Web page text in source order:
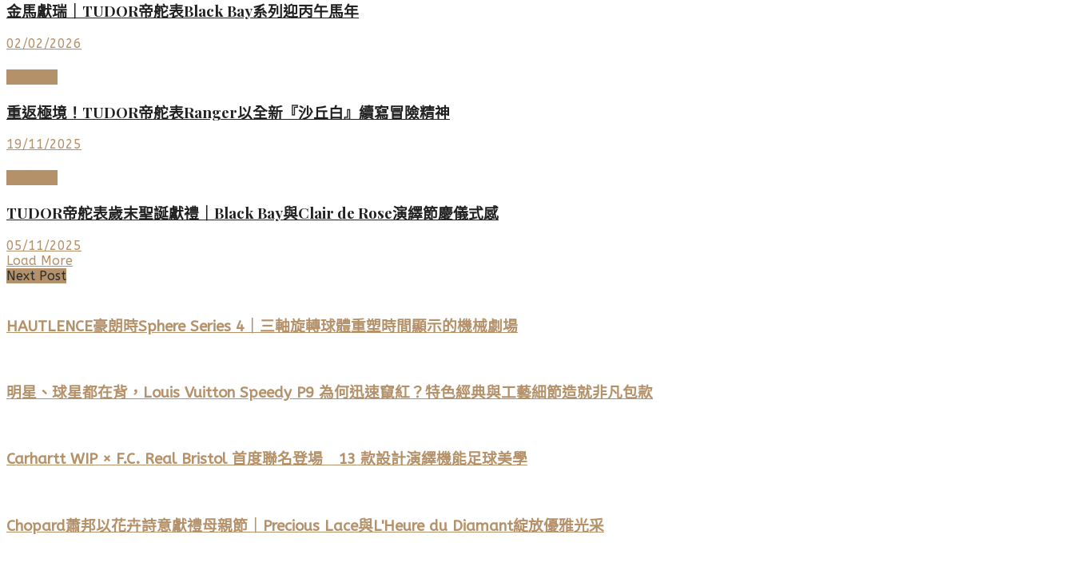
金馬獻瑞｜TUDOR帝舵表Black Bay系列迎丙午馬年
02/02/2026
重返極境！TUDOR帝舵表Ranger以全新『沙丘白』續寫冒險精神
19/11/2025
TUDOR帝舵表歲末聖誕獻禮｜Black Bay與Clair de Rose演繹節慶儀式感
05/11/2025
Load More
Next Post
HAUTLENCE豪朗時Sphere Series 4｜三軸旋轉球體重塑時間顯示的機械劇場
明星、球星都在背，Louis Vuitton Speedy P9 為何迅速竄紅？特色經典與工藝細節造就非凡包款
Carhartt WIP × F.C. Real Bristol 首度聯名登場 13 款設計演繹機能足球美學
Chopard蕭邦以花卉詩意獻禮母親節｜Precious Lace與L'Heure du Diamant綻放優雅光采